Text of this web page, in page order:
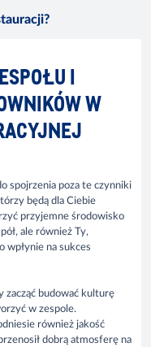
I
W
spojrzenia poza te czynniki
będą dla Ciebie
przyjemne środowisko
ale również Ty,
wpłynie na sukces
zacząć budować kulturę
w zespole.
również jakość
dobrą atmosferę na